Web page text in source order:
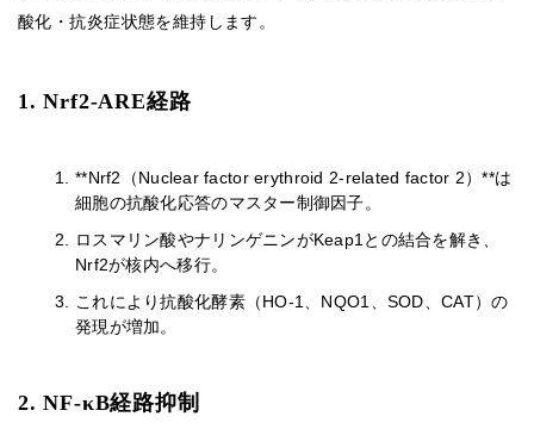
酸化・抗炎症状態を維持します。
1. Nrf2-ARE経路
**Nrf2（Nuclear factor erythroid 2-related factor 2）**は
細胞の抗酸化応答のマスター制御因子。
ロスマリン酸やナリンゲニンがKeap1との結合を解き、
Nrf2が核内へ移行。
これにより抗酸化酵素（HO-1、NQO1、SOD、CAT）の
発現が増加。
2. NF-κB経路抑制